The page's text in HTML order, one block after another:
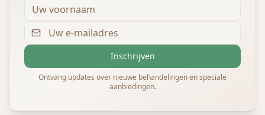
Inschrijven
Ontvang updates over nieuwe behandelingen en speciale
aanbiedingen.